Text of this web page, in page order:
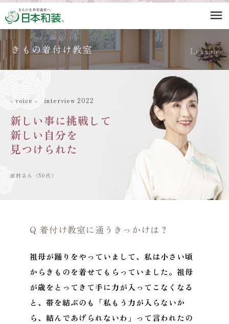
menu
Lesson
きもの着付け教室
- voice - interview 2022
新しい事に挑戦して
新しい自分を
見つけられた
田村さん（50代）
Q 着付け教室に通うきっかけは？
祖母が踊りをやっていまして、私は小さい頃
からきものを着せてもらっていました。祖母
が歳をとってきて手に力が入ってこなくなる
と、帯を結ぶのも「私もう力が入らないか
ら、結んであげられないわ」って言われたの